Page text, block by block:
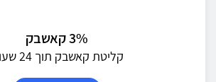
3% קאשבק
קליטת קאשבק תוך 24 שעות